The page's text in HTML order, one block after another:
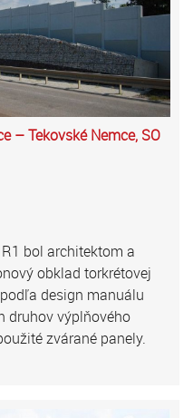
– Tekovské Nemce, SO
bol architektom a
obklad torkrétovej
design manuálu
druhov výplňového
zvárané panely.